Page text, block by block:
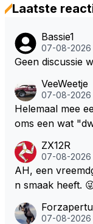
Laatste
Bassie1
07-08-2026
Geen discussie
VeeWeetje
07-08-2026
Helemaal mee eens Wim, Hij
oms een wat
l bij Windsor op
aces zijn dit
ZX12R
07-08-2026
AH, een
n smaak heeft.
07-08-2026